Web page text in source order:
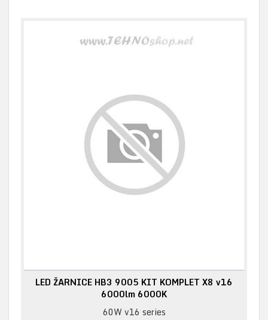
LED ŽARNICE HB3 9005 KIT KOMPLET X8 v16
6000lm 6000K
60W v16 series